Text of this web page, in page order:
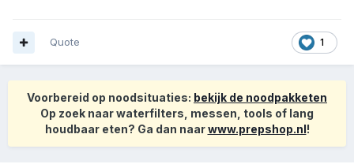
1
Quote
Voorbereid op noodsituaties: bekijk de noodpakketen
Op zoek naar waterfilters, messen, tools of lang
houdbaar eten? Ga dan naarwww.prepshop.nl!